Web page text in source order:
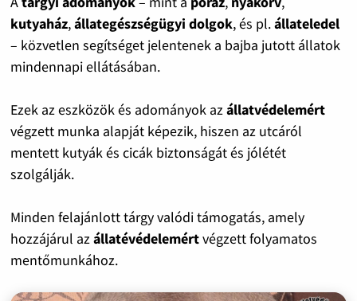
kutyaház,állategészségügyi dolgok, és pl.állateledel
– közvetlen segítséget jelentenek a bajba jutott állatok
mindennapi ellátásában.
Ezek az eszközök és adományok az állatvédelemért
végzett munka alapját képezik, hiszen az utcáról
mentett kutyák és cicák biztonságát és jólétét
szolgálják.
Minden felajánlott tárgy valódi támogatás, amely
hozzájárul az állatévédelemértvégzett folyamatos
mentőmunkához.